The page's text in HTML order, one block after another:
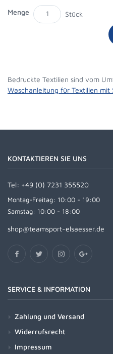
Menge Stück
Bedruckte Textilien sind vom
Waschanleitung für Textilien mit
KONTAKTIEREN SIE UNS
Tel: +49 (0) 7231 355520
Montag-Freitag: 10:00 - 19:00
Samstag: 10:00 - 18:00
shop@teamsport-elsaesser.de
SERVICE & INFORMATION
Zahlung und Versand
Widerrufsrecht
Impressum